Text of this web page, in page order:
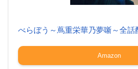
べらぼう～蔦重栄華乃夢噺～全話
Amazon